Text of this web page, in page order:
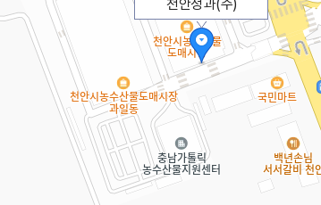
천안청과(주)